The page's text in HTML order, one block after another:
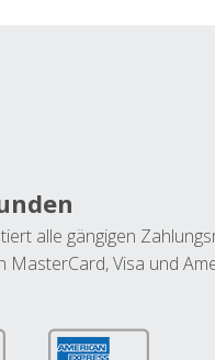
alle gängigen
MasterCard, Visa und